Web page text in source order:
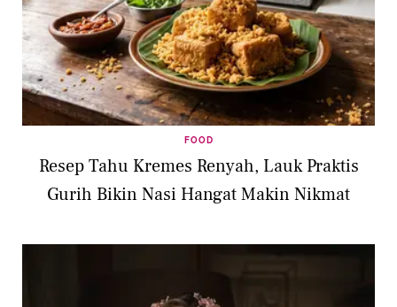
FOOD
Resep Tahu Kremes Renyah, Lauk Praktis
Gurih Bikin Nasi Hangat Makin Nikmat